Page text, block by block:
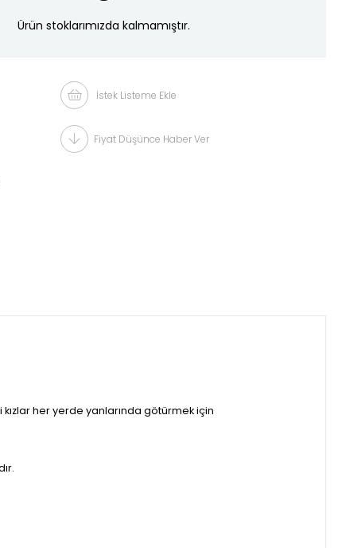
Ürün stoklarımızda kalmamıştır.
İstek Listeme Ekle
Fiyat Düşünce Haber Ver
her yerde yanlarında götürmek için